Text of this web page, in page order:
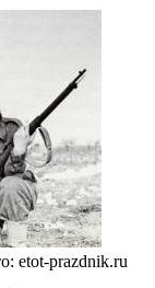
etot-prazdnik.ru